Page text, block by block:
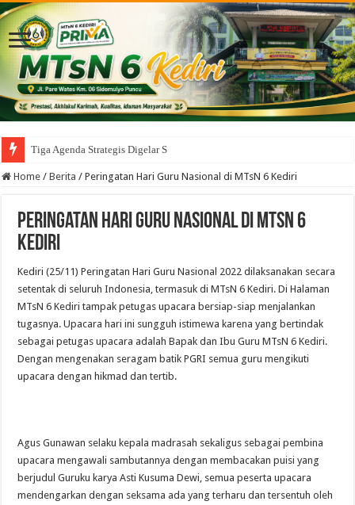
Tiga Agenda Strategis Digelar Serentak
Home / Berita / Peringatan Hari Guru Nasional di MTsN 6 Kediri
Peringatan Hari Guru Nasional di MTsN 6
Kediri
Kediri (25/11) Peringatan Hari Guru Nasional 2022 dilaksanakan secara
setentak di seluruh Indonesia, termasuk di MTsN 6 Kediri. Di Halaman
MTsN 6 Kediri tampak petugas upacara bersiap-siap menjalankan
tugasnya. Upacara hari ini sungguh istimewa karena yang bertindak
sebagai petugas upacara adalah Bapak dan Ibu Guru MTsN 6 Kediri.
Dengan mengenakan seragam batik PGRI semua guru mengikuti
upacara dengan hikmad dan tertib.
Agus Gunawan selaku kepala madrasah sekaligus sebagai pembina
upacara mengawali sambutannya dengan membacakan puisi yang
berjudul Guruku karya Asti Kusuma Dewi, semua peserta upacara
mendengarkan dengan seksama ada yang terharu dan tersentuh oleh